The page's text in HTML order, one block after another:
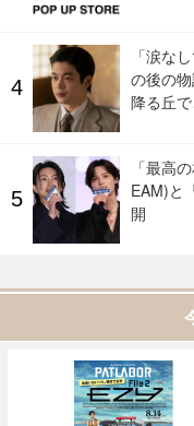
「涙な
の後の
降る丘
「最高
EAM)と
開